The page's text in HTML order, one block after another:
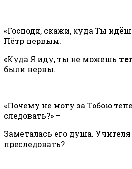
«Господи, скажи, куда Ты
Пётр первым.
«Куда Я иду, ты не можешь
были нервы.
«Почему не могу за Тобою
следовать?» –
Заметалась его душа.
преследовать?